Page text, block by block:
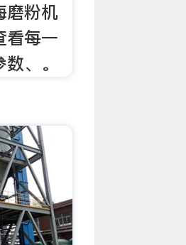
磨粉机
看每一
、。